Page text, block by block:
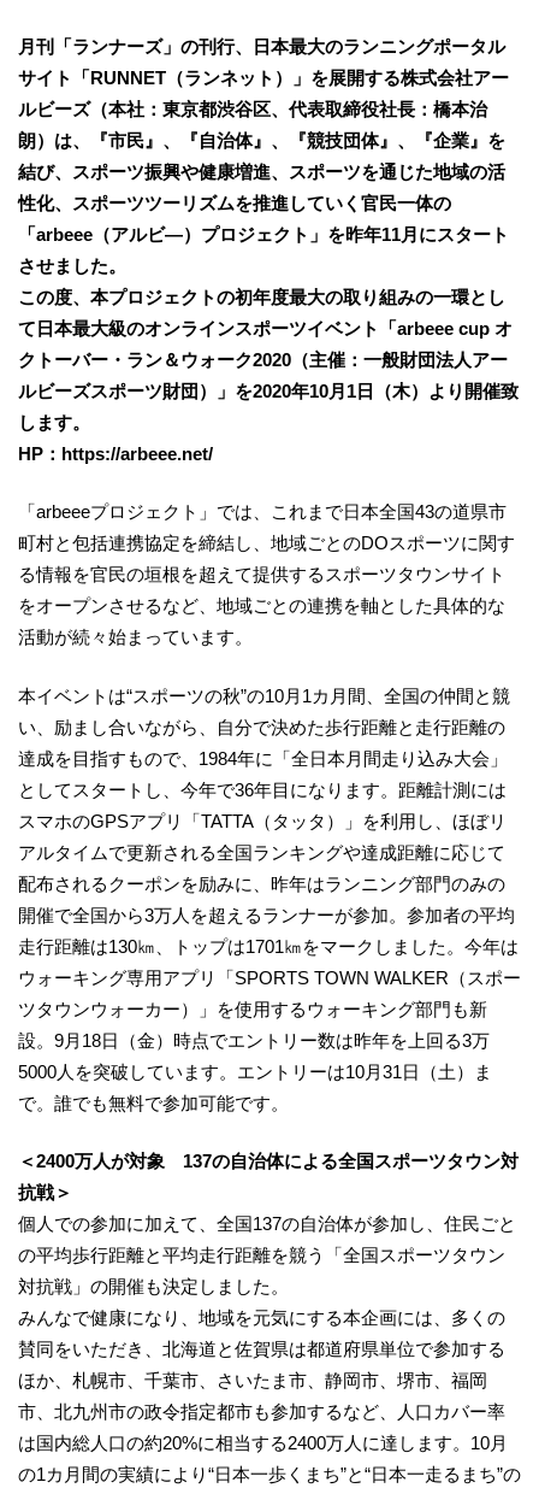
月刊「ランナーズ」の刊行、日本最大のランニングポータル
サイト「RUNNET（ランネット）」を展開する株式会社アー
ルビーズ（本社：東京都渋谷区、代表取締役社長：橋本治
朗）は、『市民』、『自治体』、『競技団体』、『企業』を
結び、スポーツ振興や健康増進、スポーツを通じた地域の活
性化、スポーツツーリズムを推進していく官民一体の
「arbeee（アルビ―）プロジェクト」を昨年11月にスタート
させました。
この度、本プロジェクトの初年度最大の取り組みの一環とし
て日本最大級のオンラインスポーツイベント「arbeee cup オ
クトーバー・ラン＆ウォーク2020（主催：一般財団法人アー
ルビーズスポーツ財団）」を2020年10月1日（木）より開催致
します。
HP：https://arbeee.net/
「arbeeeプロジェクト」では、これまで日本全国43の道県市
町村と包括連携協定を締結し、地域ごとのDOスポーツに関す
る情報を官民の垣根を超えて提供するスポーツタウンサイト
をオープンさせるなど、地域ごとの連携を軸とした具体的な
活動が続々始まっています。
本イベントは“スポーツの秋”の10月1カ月間、全国の仲間と競
い、励まし合いながら、自分で決めた歩行距離と走行距離の
達成を目指すもので、1984年に「全日本月間走り込み大会」
としてスタートし、今年で36年目になります。距離計測には
スマホのGPSアプリ「TATTA（タッタ）」を利用し、ほぼリ
アルタイムで更新される全国ランキングや達成距離に応じて
配布されるクーポンを励みに、昨年はランニング部門のみの
開催で全国から3万人を超えるランナーが参加。参加者の平均
走行距離は130㎞、トップは1701㎞をマークしました。今年は
ウォーキング専用アプリ「SPORTS TOWN WALKER（スポー
ツタウンウォーカー）」を使用するウォーキング部門も新
設。9月18日（金）時点でエントリー数は昨年を上回る3万
5000人を突破しています。エントリーは10月31日（土）ま
で。誰でも無料で参加可能です。
＜2400万人が対象 137の自治体による全国スポーツタウン対
抗戦＞
個人での参加に加えて、全国137の自治体が参加し、住民ごと
の平均歩行距離と平均走行距離を競う「全国スポーツタウン
対抗戦」の開催も決定しました。
みんなで健康になり、地域を元気にする本企画には、多くの
賛同をいただき、北海道と佐賀県は都道府県単位で参加する
ほか、札幌市、千葉市、さいたま市、静岡市、堺市、福岡
市、北九州市の政令指定都市も参加するなど、人口カバー率
は国内総人口の約20%に相当する2400万人に達します。10月
の1カ月間の実績により“日本一歩くまち”と“日本一走るまち”の